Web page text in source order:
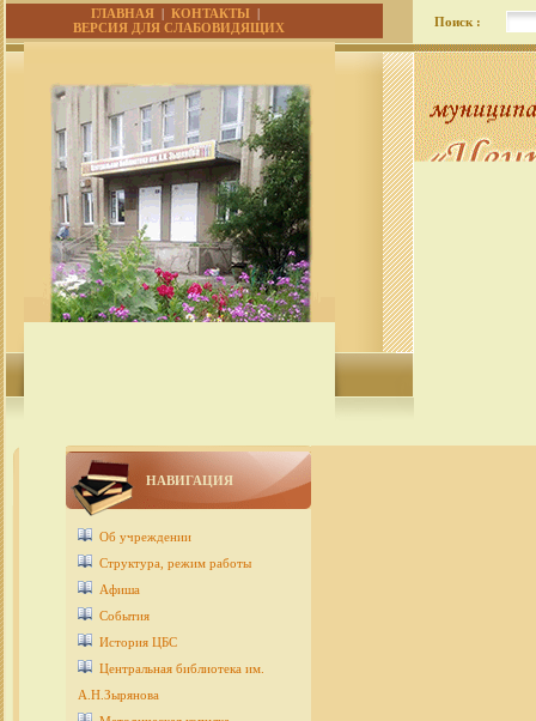
ГЛАВНАЯ |КОНТАКТЫ |
ВЕРСИЯ ДЛЯ СЛАБОВИДЯЩИХ
Поиск :
НАВИГАЦИЯ
Об учреждении
Структура, режим работы
Афиша
События
История ЦБС
Центральная библиотека им.
А.Н.Зырянова